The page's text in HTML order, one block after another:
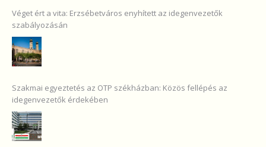
Véget ért a vita: Erzsébetváros enyhített az idegenvezetők
szabályozásán
Szakmai egyeztetés az OTP székházban: Közös fellépés az
idegenvezetők érdekében